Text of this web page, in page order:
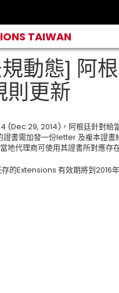
TAIWAN
動態] 阿
則更新
(Dec.29, 2014)，阿根廷針對
證書需加發一份letter 及複本證
地代理商可使用其證書所對應存
的Extensions 有效期將到2016